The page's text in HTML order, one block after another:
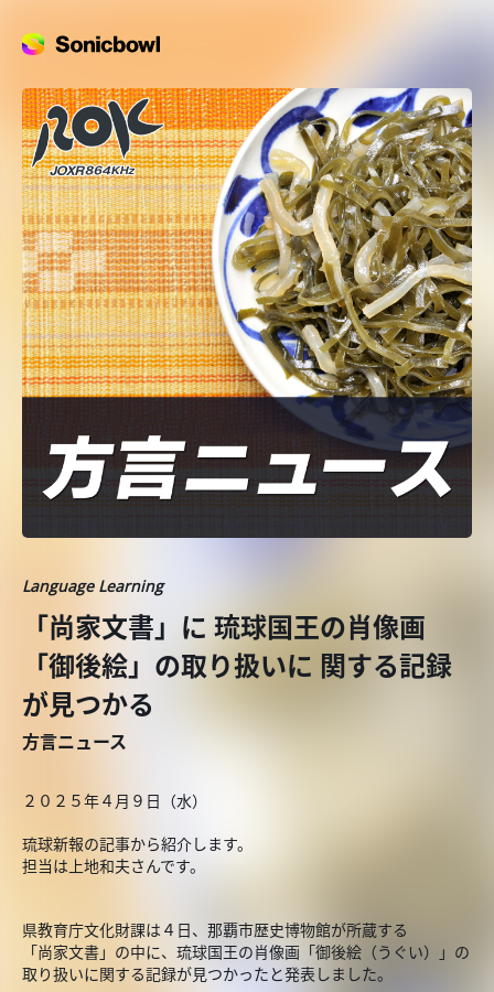
Language Learning
「尚家文書」に 琉球国王の肖像画
「御後絵」の取り扱いに 関する記録
が見つかる
方言ニュース
２０２５年４月９日（水）
琉球新報の記事から紹介します。
担当は上地和夫さんです。
県教育庁文化財課は４日、那覇市歴史博物館が所蔵する
「尚家文書」の中に、琉球国王の肖像画「御後絵（うぐい）」の
取り扱いに関する記録が見つかったと発表しました。